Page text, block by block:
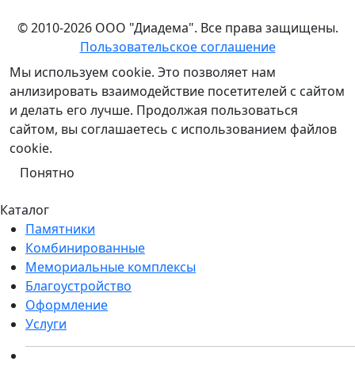
© 2010-2026 ООО "Диадема". Все права защищены.
Пользовательское соглашение
Мы используем cookie. Это позволяет нам
анлизировать взаимодействие посетителей с сайтом
и делать его лучше. Продолжая пользоваться
сайтом, вы соглашаетесь с использованием файлов
cookie.
Понятно
Каталог
Памятники
Комбинированные
Мемориальные комплексы
Благоустройство
Оформление
Услуги